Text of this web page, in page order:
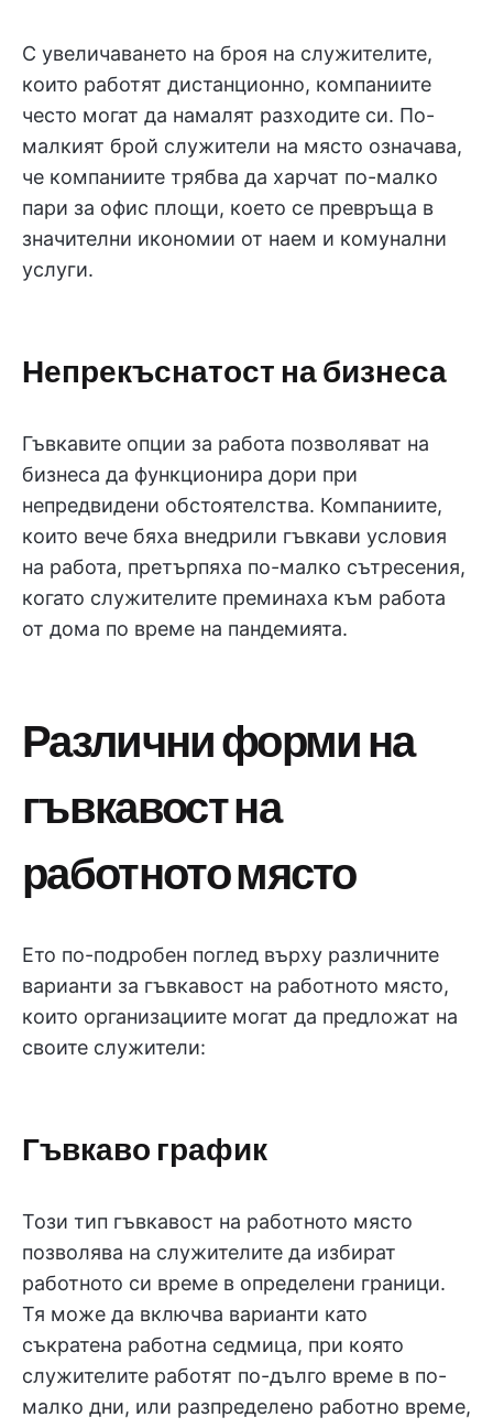
С увеличаването на броя на служителите,
които работят дистанционно, компаниите
често могат да намалят разходите си. По-
малкият брой служители на място означава,
че компаниите трябва да харчат по-малко
пари за офис площи, което се превръща в
значителни икономии от наем и комунални
услуги.
Непрекъснатост на бизнеса
Гъвкавите опции за работа позволяват на
бизнеса да функционира дори при
непредвидени обстоятелства. Компаниите,
които вече бяха внедрили гъвкави условия
на работа, претърпяха по-малко сътресения,
когато служителите преминаха към работа
от дома по време на пандемията.
Различни форми на
гъвкавост на
работното място
Ето по-подробен поглед върху различните
варианти за гъвкавост на работното място,
които организациите могат да предложат на
своите служители:
Гъвкаво график
Този тип гъвкавост на работното място
позволява на служителите да избират
работното си време в определени граници.
Тя може да включва варианти като
съкратена работна седмица, при която
служителите работят по-дълго време в по-
малко дни, или разпределено работно време,